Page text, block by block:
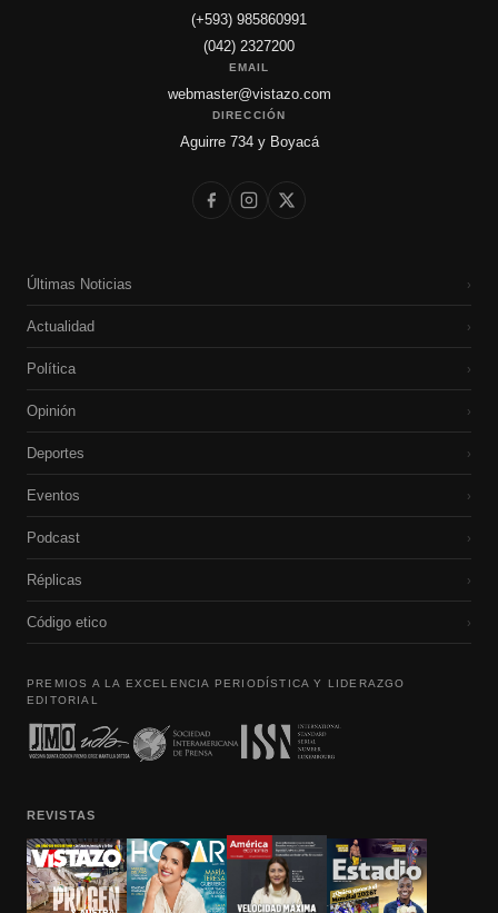
(+593) 985860991
(042) 2327200
EMAIL
webmaster@vistazo.com
DIRECCIÓN
Aguirre 734 y Boyacá
Últimas Noticias ›
Actualidad ›
Política ›
Opinión ›
Deportes ›
Eventos ›
Podcast ›
Réplicas ›
Código etico ›
PREMIOS A LA EXCELENCIA PERIODÍSTICA Y LIDERAZGO
EDITORIAL
REVISTAS